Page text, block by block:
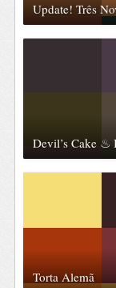
Update! Três
Devil’s Cake ♨
Torta Alemã